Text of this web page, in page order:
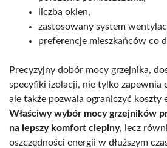
liczba okien,
zastosowany system
preferencje mieszkańców co
Precyzyjny dobór mocy grzejnika,
specyfiki izolacji, nie tylko zapewnia
ale także pozwala ograniczyć koszty
Właściwy wybór mocy grzejników
na lepszy komfort cieplny, lecz
oszczędności energii w dłuższym